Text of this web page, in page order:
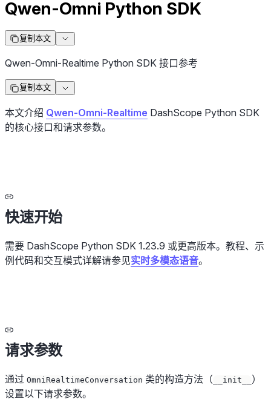
Qwen-Omni Python SDK
复制本文
Qwen-Omni-Realtime Python SDK 接口参考
复制本文
本文介绍 Qwen-Omni-Realtime DashScope Python SDK
的核心接口和请求参数。
快速开始
需要 DashScope Python SDK 1.23.9 或更高版本。教程、示
例代码和交互模式详解请参见实时多模态语音。
请求参数
通过 OmniRealtimeConversation 类的构造方法（ __init__ ）
设置以下请求参数。